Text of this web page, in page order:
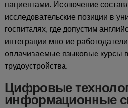
пациентами. Исключение
исследовательские позиции в
госпиталях, где допустим
интеграции многие
оплачиваемые языковые курсы
трудоустройства.
Цифровые
информационные